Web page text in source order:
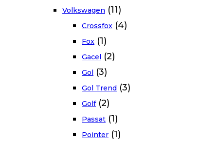
Volkswagen (11)
Crossfox (4)
Fox (1)
Gacel (2)
Gol (3)
Gol Trend (3)
Golf (2)
Passat (1)
Pointer (1)